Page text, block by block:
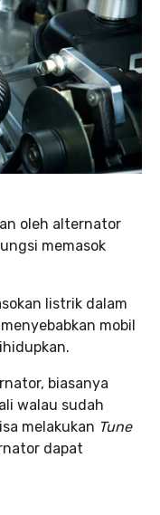
oleh alternator
memasok
listrik dalam
mobil
biasanya
walau sudah
melakukan Tune
dapat